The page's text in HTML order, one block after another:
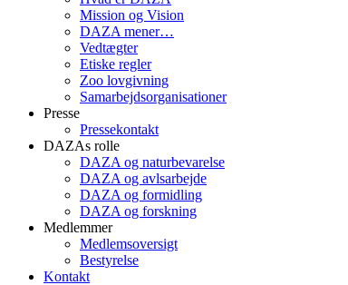
Mission og Vision
DAZA mener…
Vedtægter
Etiske regler
Zoo lovgivning
Samarbejdsorganisationer
Presse
Pressekontakt
DAZAs rolle
DAZA og natur­bevarelse
DAZA og avls­arbejde
DAZA og formidling
DAZA og forskning
Medlemmer
Medlemsoversigt
Bestyrelse
Kontakt